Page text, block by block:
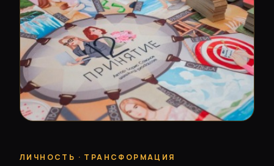
ЛИЧНОСТЬ · ТРАНСФОРМАЦИЯ